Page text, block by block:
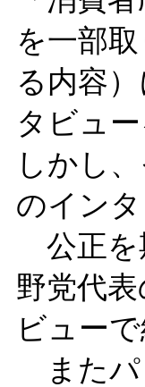
を一部
る内容
タビュ
しかし
のイン
公正を
野党代
ビュー
またパ